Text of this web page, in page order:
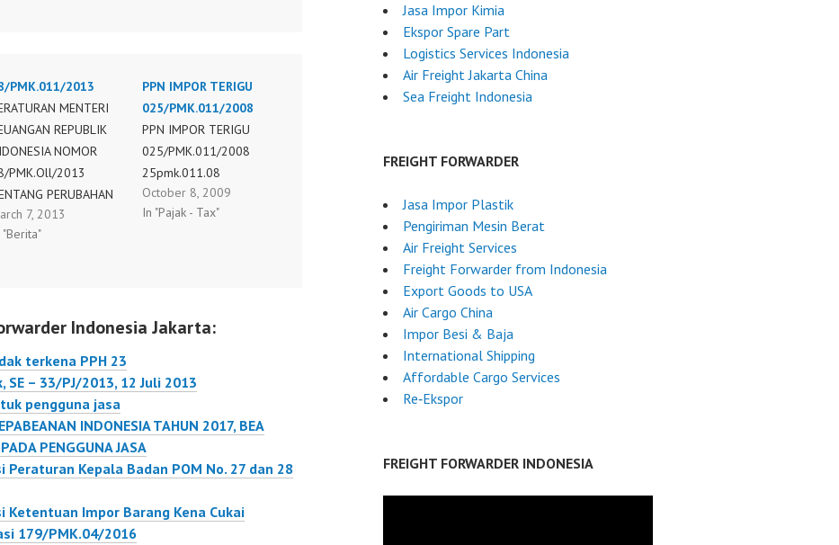
PMK.011/2013
MENTERI
REPUBLIK
NOMOR
PMK.Oll/2013
PERUBAHAN
PERATURAN
KEUANGAN
DASAR
: PASAL 2 M
Freight Forwarder
terkena PPN 10
dan pasal 3 nya
tersebut tidak
di KREDITKAN.
7, 2013
"Berita"
PPN IMPOR TERIGU
025/PMK.011/2008
PPN IMPOR TERIGU
025/PMK.011/2008
25pmk.011.08
October 8, 2009
In "Pajak - Tax"
Indonesia Jakarta:
terkena PPH 23
SE – 33/PJ/2013, 12 Juli 2013
pengguna jasa
INDONESIA TAHUN 2017, BEA
PENGGUNA JASA
Kepala Badan POM No. 27 dan 28
Impor Barang Kena Cukai
179/PMK.04/2016
Jasa Impor Kimia
Ekspor Spare Part
Logistics Services Indonesia
Air Freight Jakarta China
Sea Freight Indonesia
FREIGHT FORWARDER
Jasa Impor Plastik
Pengiriman Mesin Berat
Air Freight Services
Freight Forwarder from Indonesia
Export Goods to USA
Air Cargo China
Impor Besi & Baja
International Shipping
Affordable Cargo Services
Re‑Ekspor
FREIGHT FORWARDER INDONESIA